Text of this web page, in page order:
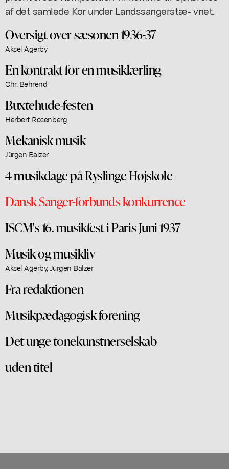
af det samlede Kor under Landssangerstæ- vnet.
Oversigt over sæsonen 1936-37
Aksel Agerby
En kontrakt for en musiklærling
Chr. Behrend
Buxtehude-festen
Herbert Rosenberg
Mekanisk musik
Jürgen Balzer
4 musikdage på Ryslinge Højskole
Dansk Sanger-forbunds konkurrence
ISCM's 16. musikfest i Paris Juni 1937
Musik og musikliv
Aksel Agerby, Jürgen Balzer
Fra redaktionen
Musikpædagogisk forening
Det unge tonekunstnerselskab
uden titel